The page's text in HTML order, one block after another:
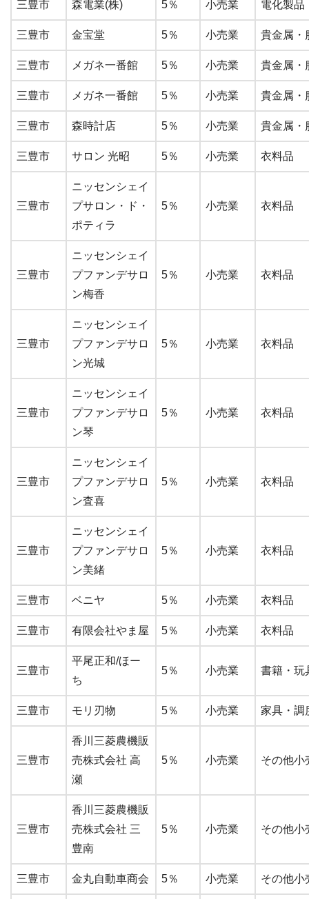
三豊市 森電業(株) 5％ 小売業 電化製品
三豊市 金宝堂 5％ 小売業 貴金属・
三豊市 メガネ一番館 5％ 小売業 貴金属・
三豊市 メガネ一番館 5％ 小売業 貴金属・
三豊市 森時計店 5％ 小売業 貴金属・
三豊市 サロン 光昭 5％ 小売業 衣料品
三豊市
ニッセンシェイ
プサロン・ド・
ポティラ
5％ 小売業 衣料品
三豊市
ニッセンシェイ
プファンデサロ
ン梅香
5％ 小売業 衣料品
三豊市
ニッセンシェイ
プファンデサロ
ン光城
5％ 小売業 衣料品
三豊市
ニッセンシェイ
プファンデサロ
ン琴
5％ 小売業 衣料品
三豊市
ニッセンシェイ
プファンデサロ
ン査喜
5％ 小売業 衣料品
三豊市
ニッセンシェイ
プファンデサロ
ン美緒
5％ 小売業 衣料品
三豊市 ベニヤ 5％ 小売業 衣料品
三豊市 有限会社やま屋 5％ 小売業 衣料品
三豊市
平尾正和/ほー
ち
5％ 小売業 書籍・玩
三豊市 モリ刃物 5％ 小売業 家具・調
三豊市
香川三菱農機販
売株式会社 高
瀬
5％ 小売業 その他小
三豊市
香川三菱農機販
売株式会社 三
豊南
5％ 小売業 その他小
三豊市 金丸自動車商会 5％ 小売業 その他小